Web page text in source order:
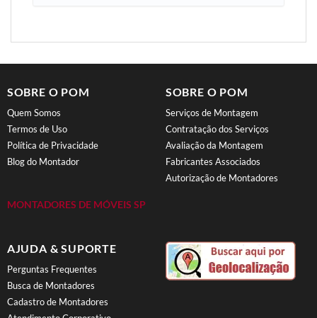
SOBRE O POM
Quem Somos
Termos de Uso
Política de Privacidade
Blog do Montador
MONTADORES DE MÓVEIS SP
SOBRE O POM
Serviços de Montagem
Contratação dos Serviços
Avaliação da Montagem
Fabricantes Associados
Autorização de Montadores
AJUDA & SUPORTE
Perguntas Frequentes
Busca de Montadores
Cadastro de Montadores